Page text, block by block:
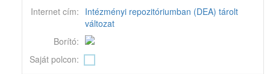
Internet cím: Intézményi repozitóriumban (DEA) tárolt
változat
Borító:
Saját polcon: